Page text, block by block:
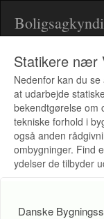
Statikere nær
Nedenfor kan du se
at udarbejde
bekendtgørelse om
tekniske forhold i
også anden
ombygninger. Find
ydelser de tilbyder
Danske